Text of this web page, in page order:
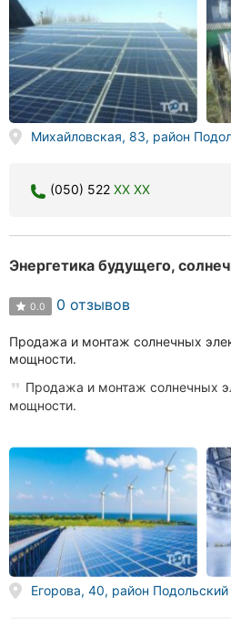
Михайловская, 83, район
(050) 522 XX XX
0.0 0 отзывов
Продажа и монтаж солнечных
мощности.
Продажа и монтаж солнечных
мощности.
Егорова, 40, район Подольский